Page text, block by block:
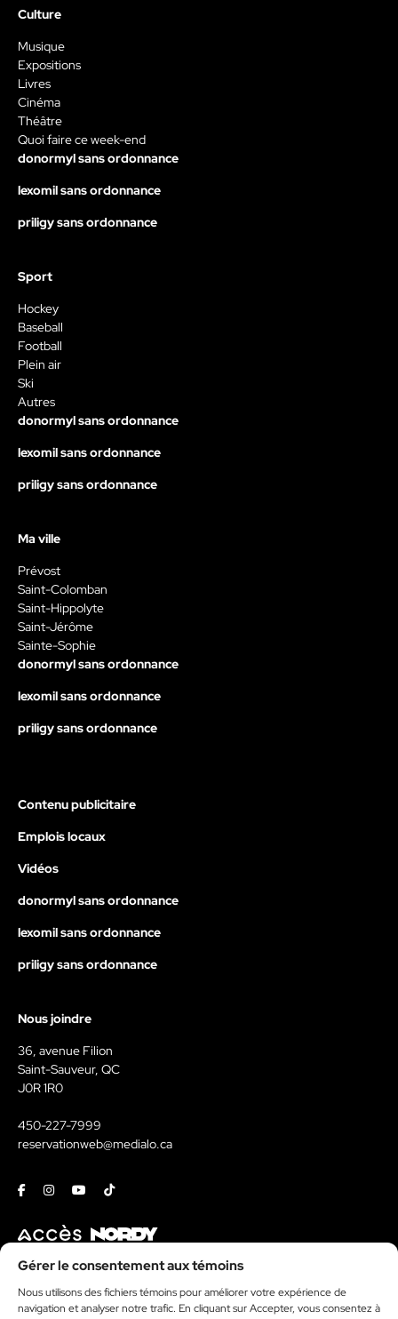
Gérer le consentement aux témoins
Nous utilisons des fichiers témoins pour améliorer votre expérience de
navigation et analyser notre trafic. En cliquant sur Accepter, vous consentez à
Culture
Musique
Expositions
Livres
Cinéma
Théâtre
Quoi faire ce week-end
donormyl sans ordonnance
lexomil sans ordonnance
priligy sans ordonnance
Sport
Hockey
Baseball
Football
Plein air
Ski
Autres
donormyl sans ordonnance
lexomil sans ordonnance
priligy sans ordonnance
Ma ville
Prévost
Saint-Colomban
Saint-Hippolyte
Saint-Jérôme
Sainte-Sophie
donormyl sans ordonnance
lexomil sans ordonnance
priligy sans ordonnance
Contenu publicitaire
Emplois locaux
Vidéos
donormyl sans ordonnance
lexomil sans ordonnance
priligy sans ordonnance
Nous joindre
36, avenue Filion
Saint-Sauveur, QC
J0R 1R0
450-227-7999
reservationweb@medialo.ca
FacebookInstagramYoutubeTiktok
Contact
Kit média
Politique de témoins